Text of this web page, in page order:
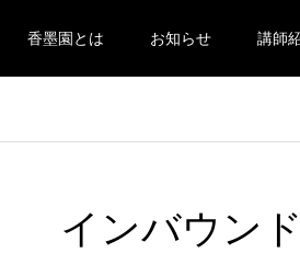
香墨園とは お知らせ 講師
インバウン